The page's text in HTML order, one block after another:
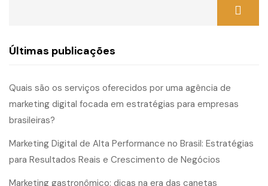
Últimas publicações
Quais são os serviços oferecidos por uma agência de
marketing digital focada em estratégias para empresas
brasileiras?
Marketing Digital de Alta Performance no Brasil: Estratégias
para Resultados Reais e Crescimento de Negócios
Marketing gastronômico: dicas na era das canetas